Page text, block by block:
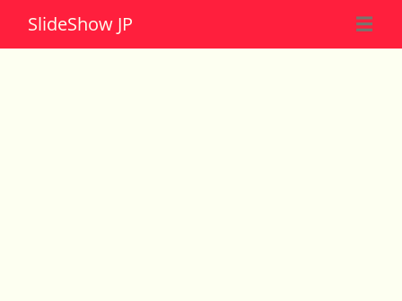
SlideShow JP ☰